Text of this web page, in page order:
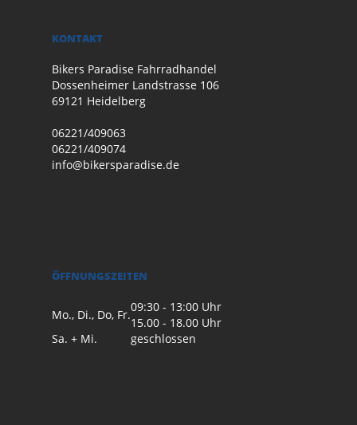
KONTAKT
Bikers Paradise Fahrradhandel
Dossenheimer Landstrasse 106
69121 Heidelberg
06221/409063
06221/409074
info@bikersparadise.de
ÖFFNUNGSZEITEN
Mo., Di., Do, Fr.
09:30 - 13:00 Uhr
15.00 - 18.00 Uhr
Sa. + Mi.
geschlossen